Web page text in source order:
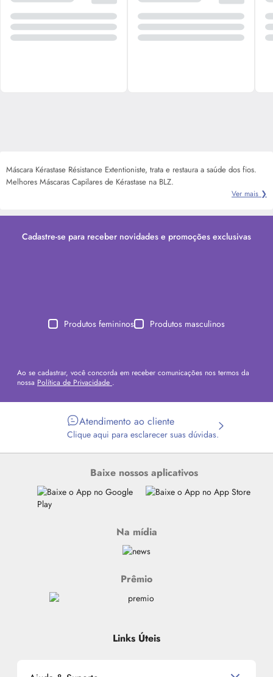
Máscara Kérastase Résistance Extentioniste, trata e restaura a saúde dos fios.
Melhores Máscaras Capilares de Kérastase na BLZ.
Ver mais ❯
Cadastre-se para receber novidades e promoções exclusivas
Produtos femininos Produtos masculinos
Ao se cadastrar, você concorda em receber comunicações nos termos da
nossa Política de Privacidade .
Atendimento ao cliente
Clique aqui para esclarecer suas dúvidas.
Baixe nossos aplicativos
Na mídia
Prêmio
Links Úteis